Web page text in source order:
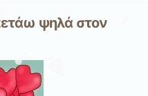
ψηλά στον